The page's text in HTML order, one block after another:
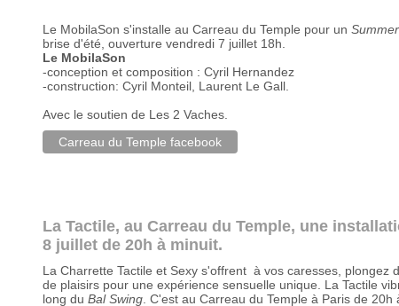
Le MobilaSon s'installe au Carreau du Temple pour un
brise d'été, ouverture vendredi 7 juillet 18h.
Le MobilaSon
-conception et composition : Cyril Hernandez
-construction: Cyril Monteil, Laurent Le Gall.
Avec le soutien de Les 2 Vaches.
Carreau du Temple facebook
La Tactile, au Carreau du Temple, une
8 juillet de 20h à minuit.
La Charrette Tactile et Sexy s'offrent à vos caresses, plongez
de plaisirs pour une expérience sensuelle unique. La Tactile
long du Bal Swing. C'est au Carreau du Temple à Paris de 20h